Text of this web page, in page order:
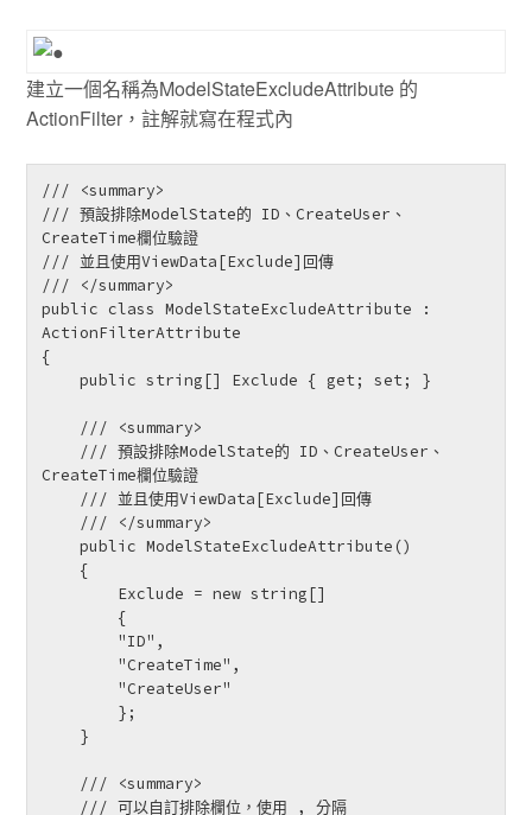
建立一個名稱為ModelStateExcludeAttribute 的
ActionFilter，註解就寫在程式內
/// <summary>
/// 預設排除ModelState的 ID、CreateUser、
CreateTime欄位驗證
/// 並且使用ViewData[Exclude]回傳
/// </summary>
public class ModelStateExcludeAttribute :
ActionFilterAttribute
{
    public string[] Exclude { get; set; }
CreateTime欄位驗證
    public ModelStateExcludeAttribute()